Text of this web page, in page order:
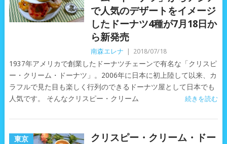
で人気のデザートをイメージ
したドーナツ4種が7月18日か
ら新発売
南森エレナ 2018/07/18
1937年アメリカで創業したドーナツチェーンで有名な「クリスピ
ー・クリーム・ドーナツ」。2006年に日本に初上陸して以来、カ
ラフルで見た目も楽しく行列のできるドーナツ屋として日本でも
人気です。 そんなクリスピー・クリーム
続きを読む
東京
クリスピー・クリーム・ドー